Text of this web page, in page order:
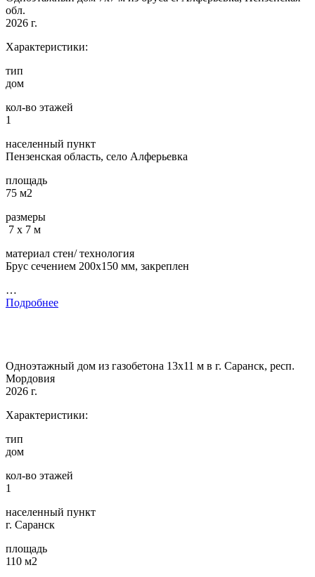
обл.
2026 г.
Характеристики:
тип
дом
кол-во этажей
1
населенный пункт
Пензенская область, село Алферьевка
площадь
75 м2
размеры
7 х 7 м
материал стен/ технология
Брус сечением 200х150 мм, закреплен
…
Подробнее
Одноэтажный дом из газобетона 13х11 м в г. Саранск, респ.
Мордовия
2026 г.
Характеристики:
тип
дом
кол-во этажей
1
населенный пункт
г. Саранск
площадь
110 м2